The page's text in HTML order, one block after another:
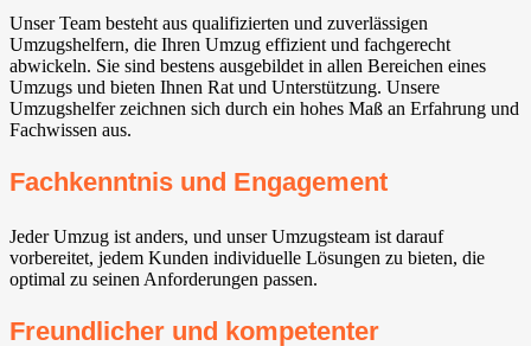
Unser Team besteht aus qualifizierten und zuverlässigen
Umzugshelfern, die Ihren Umzug effizient und fachgerecht
abwickeln. Sie sind bestens ausgebildet in allen Bereichen eines
Umzugs und bieten Ihnen Rat und Unterstützung. Unsere
Umzugshelfer zeichnen sich durch ein hohes Maß an Erfahrung und
Fachwissen aus.
Fachkenntnis und Engagement
Jeder Umzug ist anders, und unser Umzugsteam ist darauf
vorbereitet, jedem Kunden individuelle Lösungen zu bieten, die
optimal zu seinen Anforderungen passen.
Freundlicher und kompetenter